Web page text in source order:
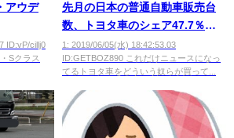
アウデ
ID:vP/cillj0
Sクラス
先月の日本の普通自動車販売台
数、トヨタ車のシェア47.7％ｗ
ｗｗｗｗｗｗ
1: 2019/06/05(水) 18:42:53.03
ID:GETBOZ890 これだけニュースになっ
てるトヨタ車をどういう奴らが買って...